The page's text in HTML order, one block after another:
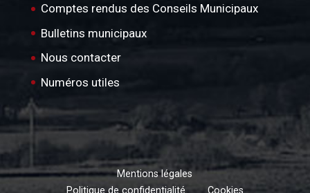
Comptes rendus des Conseils Municipaux
Bulletins municipaux
Nous contacter
Numéros utiles
Mentions légales